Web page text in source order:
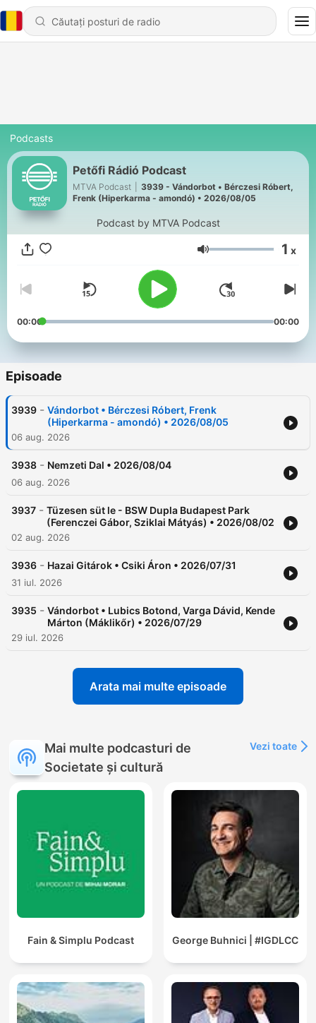
Podcasts
Petőfi Rádió Podcast
MTVA Podcast
3939 - Vándorbot • Bérczesi Róbert,
Frenk (Hiperkarma - amondó) • 2026/08/05
Podcast by MTVA Podcast
Volum 1 x
00:00 00:00
Episoade
3939 - Vándorbot • Bérczesi Róbert, Frenk
(Hiperkarma - amondó) • 2026/08/05
06 aug. 2026
3938 - Nemzeti Dal • 2026/08/04
06 aug. 2026
3937 - Tüzesen süt le - BSW Dupla Budapest Park
(Ferenczei Gábor, Sziklai Mátyás) • 2026/08/02
02 aug. 2026
3936 - Hazai Gitárok • Csiki Áron • 2026/07/31
31 iul. 2026
3935 - Vándorbot • Lubics Botond, Varga Dávid, Kende
Márton (Máklikőr) • 2026/07/29
29 iul. 2026
Arata mai multe episoade
Mai multe podcasturi de
Societate și cultură
Vezi toate
Fain & Simplu Podcast George Buhnici | #IGDLCC